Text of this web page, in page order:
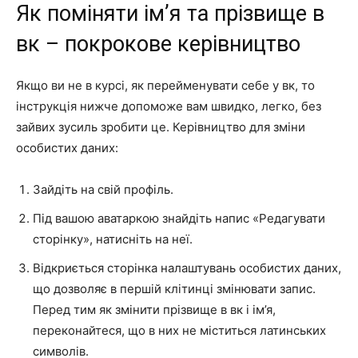
Як поміняти ім’я та прізвище в
вк – покрокове керівництво
Якщо ви не в курсі, як перейменувати себе у вк, то
інструкція нижче допоможе вам швидко, легко, без
зайвих зусиль зробити це. Керівництво для зміни
особистих даних:
Зайдіть на свій профіль.
Під вашою аватаркою знайдіть напис «Редагувати
сторінку», натисніть на неї.
Відкриється сторінка налаштувань особистих даних,
що дозволяє в першій клітинці змінювати запис.
Перед тим як змінити прізвище в вк і ім’я,
переконайтеся, що в них не міститься латинських
символів.